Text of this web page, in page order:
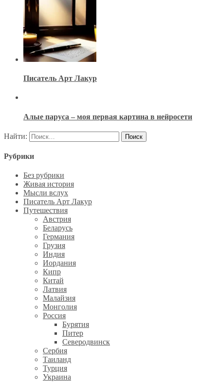
Писатель Арт Лакур
Алые паруса – моя первая картина в нейросети
Найти:
Рубрики
Без рубрики
Живая история
Мысли вслух
Писатель Арт Лакур
Путешествия
Австрия
Беларусь
Германия
Грузия
Индия
Иордания
Кипр
Китай
Латвия
Малайзия
Монголия
Россия
Бурятия
Питер
Северодвинск
Сербия
Таиланд
Турция
Украина